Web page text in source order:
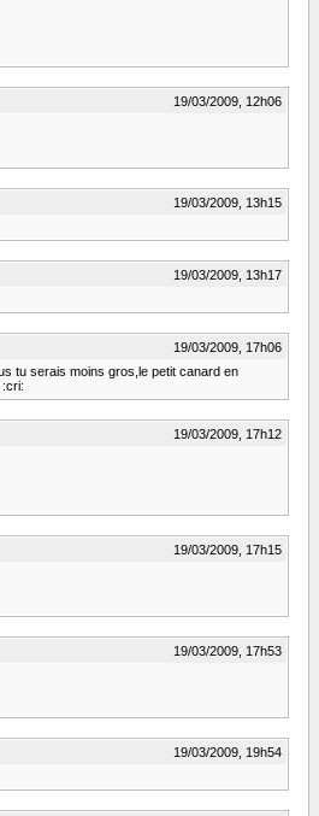
19/03/2009, 12h06
19/03/2009, 13h15
19/03/2009, 13h17
19/03/2009, 17h06
tu serais moins gros,le petit canard en
19/03/2009, 17h12
19/03/2009, 17h15
19/03/2009, 17h53
19/03/2009, 19h54